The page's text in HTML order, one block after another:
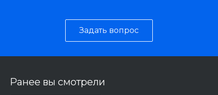
Задать вопрос
Ранее вы смотрели